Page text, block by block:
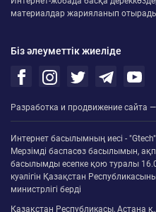
Сұлтан Данияр
Қазақстан құрамасының
Анджелестегі оқу-